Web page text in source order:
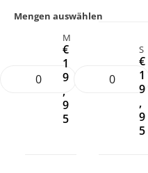
Mengen auswählen
M
€
1
9
,
9
5
S
€
1
9
,
9
5